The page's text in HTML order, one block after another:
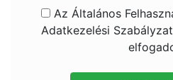
Az Általános
Adatkezelési